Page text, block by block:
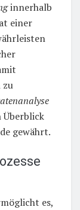
innerhalb
einer
zu
Überblick
gewährt.
es,